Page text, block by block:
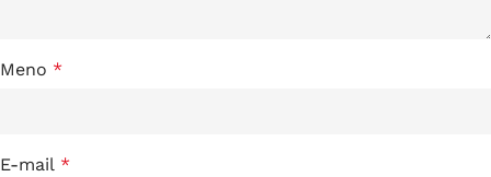
Meno *
E-mail *